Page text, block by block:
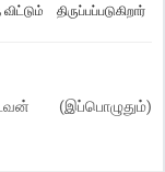
திருப்பப்படுகிறார்
(இப்பொழுதும்)